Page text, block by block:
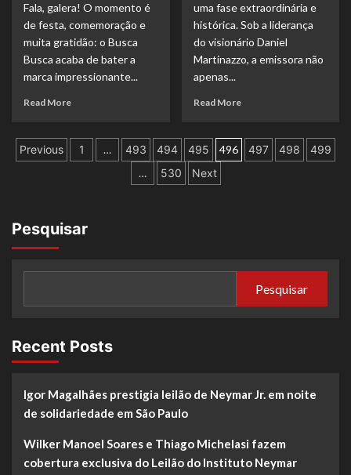
Fala, galera! O momento é
de festa, comemoração e
muita gratidão: o Busca
Busca acaba de bater a
marca impressionante...
Read More
uma fase extraordinária e
histórica. Sob a liderança
do visionário Daniel
Martinazzo, a emissora não
apenas...
Read More
Previous 1 … 493 494 495 496 497 498
499
…
530 Next
Pesquisar
Pesquisar
Recent Posts
Igor Magalhães prestigia leilão de Neymar Jr. em noite
de solidariedade em São Paulo
Wilker Manoel Soares e Thiago Michelasi fazem
cobertura exclusiva do Leilão do Instituto Neymar